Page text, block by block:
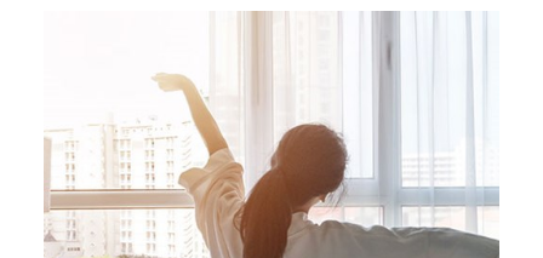
styr på, hvad de forskellige certificeringer